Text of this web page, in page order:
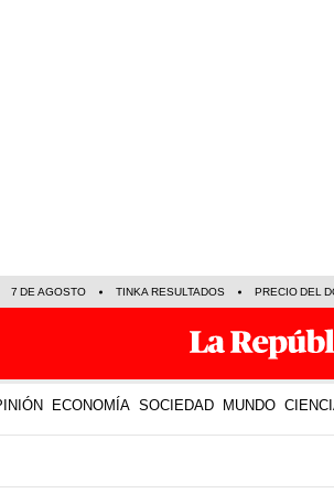
7 DE AGOSTO TINKA RESULTADOS PRECIO DEL
ECONOMÍA SOCIEDAD MUNDO